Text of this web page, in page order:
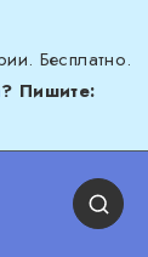
Бесплатно.
? Пишите: